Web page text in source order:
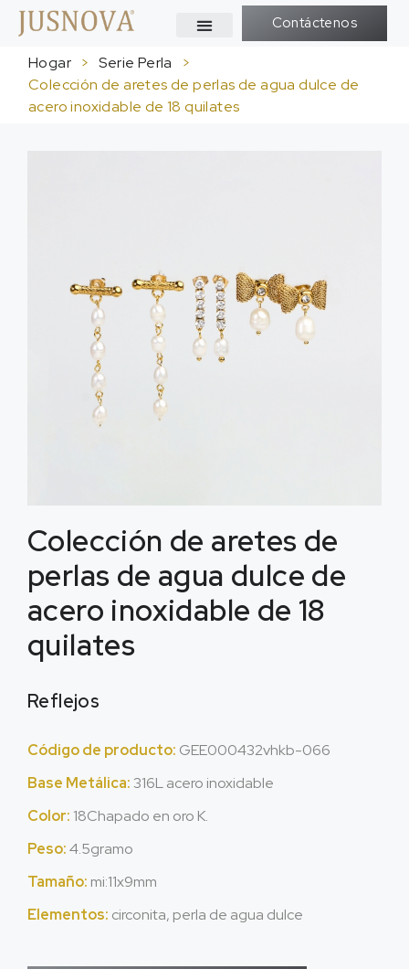
Contáctenos
Hogar > Serie Perla
>
Colección de aretes de perlas de agua dulce de
acero inoxidable de 18 quilates
Colección de aretes de
perlas de agua dulce de
acero inoxidable de 18
quilates
Reflejos
Código de producto: GEE000432vhkb-066
Base Metálica: 316L acero inoxidable
Color: 18Chapado en oro K.
Peso:4.5gramo
Tamaño: mi:11x9mm
Elementos: circonita, perla de agua dulce